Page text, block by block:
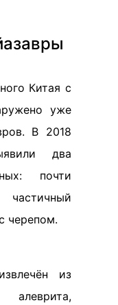
Китая с
уже
В 2018
два
почти
черепом.
из